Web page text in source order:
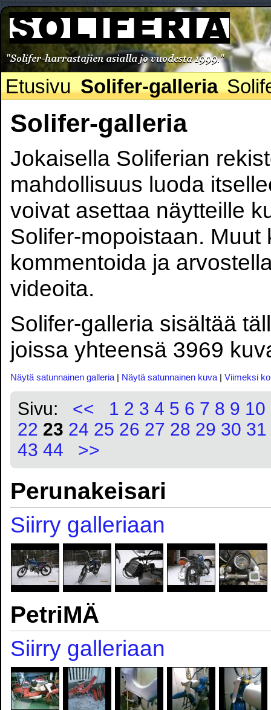
Etusivu Solifer-galleria
Solifer-galleria
Jokaisella Soliferian
mahdollisuus luoda
voivat asettaa näytteille
Solifer-mopoistaan.
kommentoida ja
videoita.
Solifer-galleria sisältää
joissa yhteensä 3969
Näytä satunnainen galleria | Näytä satunnainen kuva |Viimeksi
Sivu: << 1 2 3 4 5 6 7 8 9 10
22 23 24 25 26 27 28 29 30 31
43 44 >>
Perunakeisari
Siirry galleriaan
PetriMÄ
Siirry galleriaan